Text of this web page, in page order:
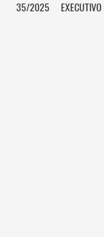
35/2025 EXECUTIVO